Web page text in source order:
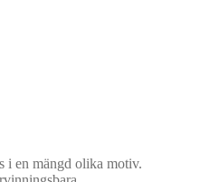
i en mängd olika motiv.